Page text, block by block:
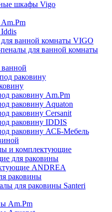
шкафы Vigo
ванной комнаты VIGO
для ванной комнаты
раковину
раковину Am.Pm
раковину Aquaton
раковину Cersanit
раковину IDDIS
раковину АСБ-Мебель
и комплектующие
для раковины
ANDREA
раковины
для раковины Santeri
Am.Pm